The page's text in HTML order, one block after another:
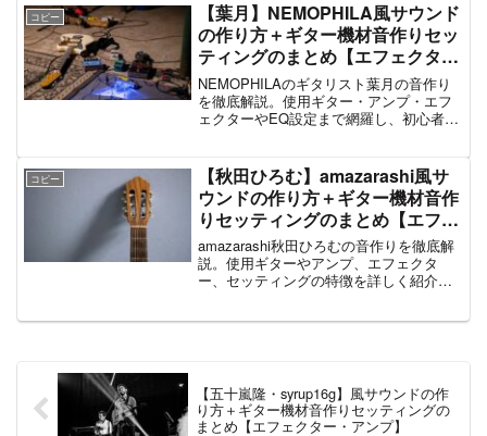
コピー
【葉月】NEMOPHILA風サウンド
の作り方＋ギター機材音作りセッ
ティングのまとめ【エフェクタ
ー・アンプ】
NEMOPHILAのギタリスト葉月の音作り
を徹底解説。使用ギター・アンプ・エフ
ェクターやEQ設定まで網羅し、初心者向
コピー
【秋田ひろむ】amazarashi風サ
ウンドの作り方＋ギター機材音作
りセッティングのまとめ【エフェ
クター・アンプ】
amazarashi秋田ひろむの音作りを徹底解
説。使用ギターやアンプ、エフェクタ
ー、セッティングの特徴を詳しく紹介し
【五十嵐隆・syrup16g】風サウンドの作
り方＋ギター機材音作りセッティングの
まとめ【エフェクター・アンプ】